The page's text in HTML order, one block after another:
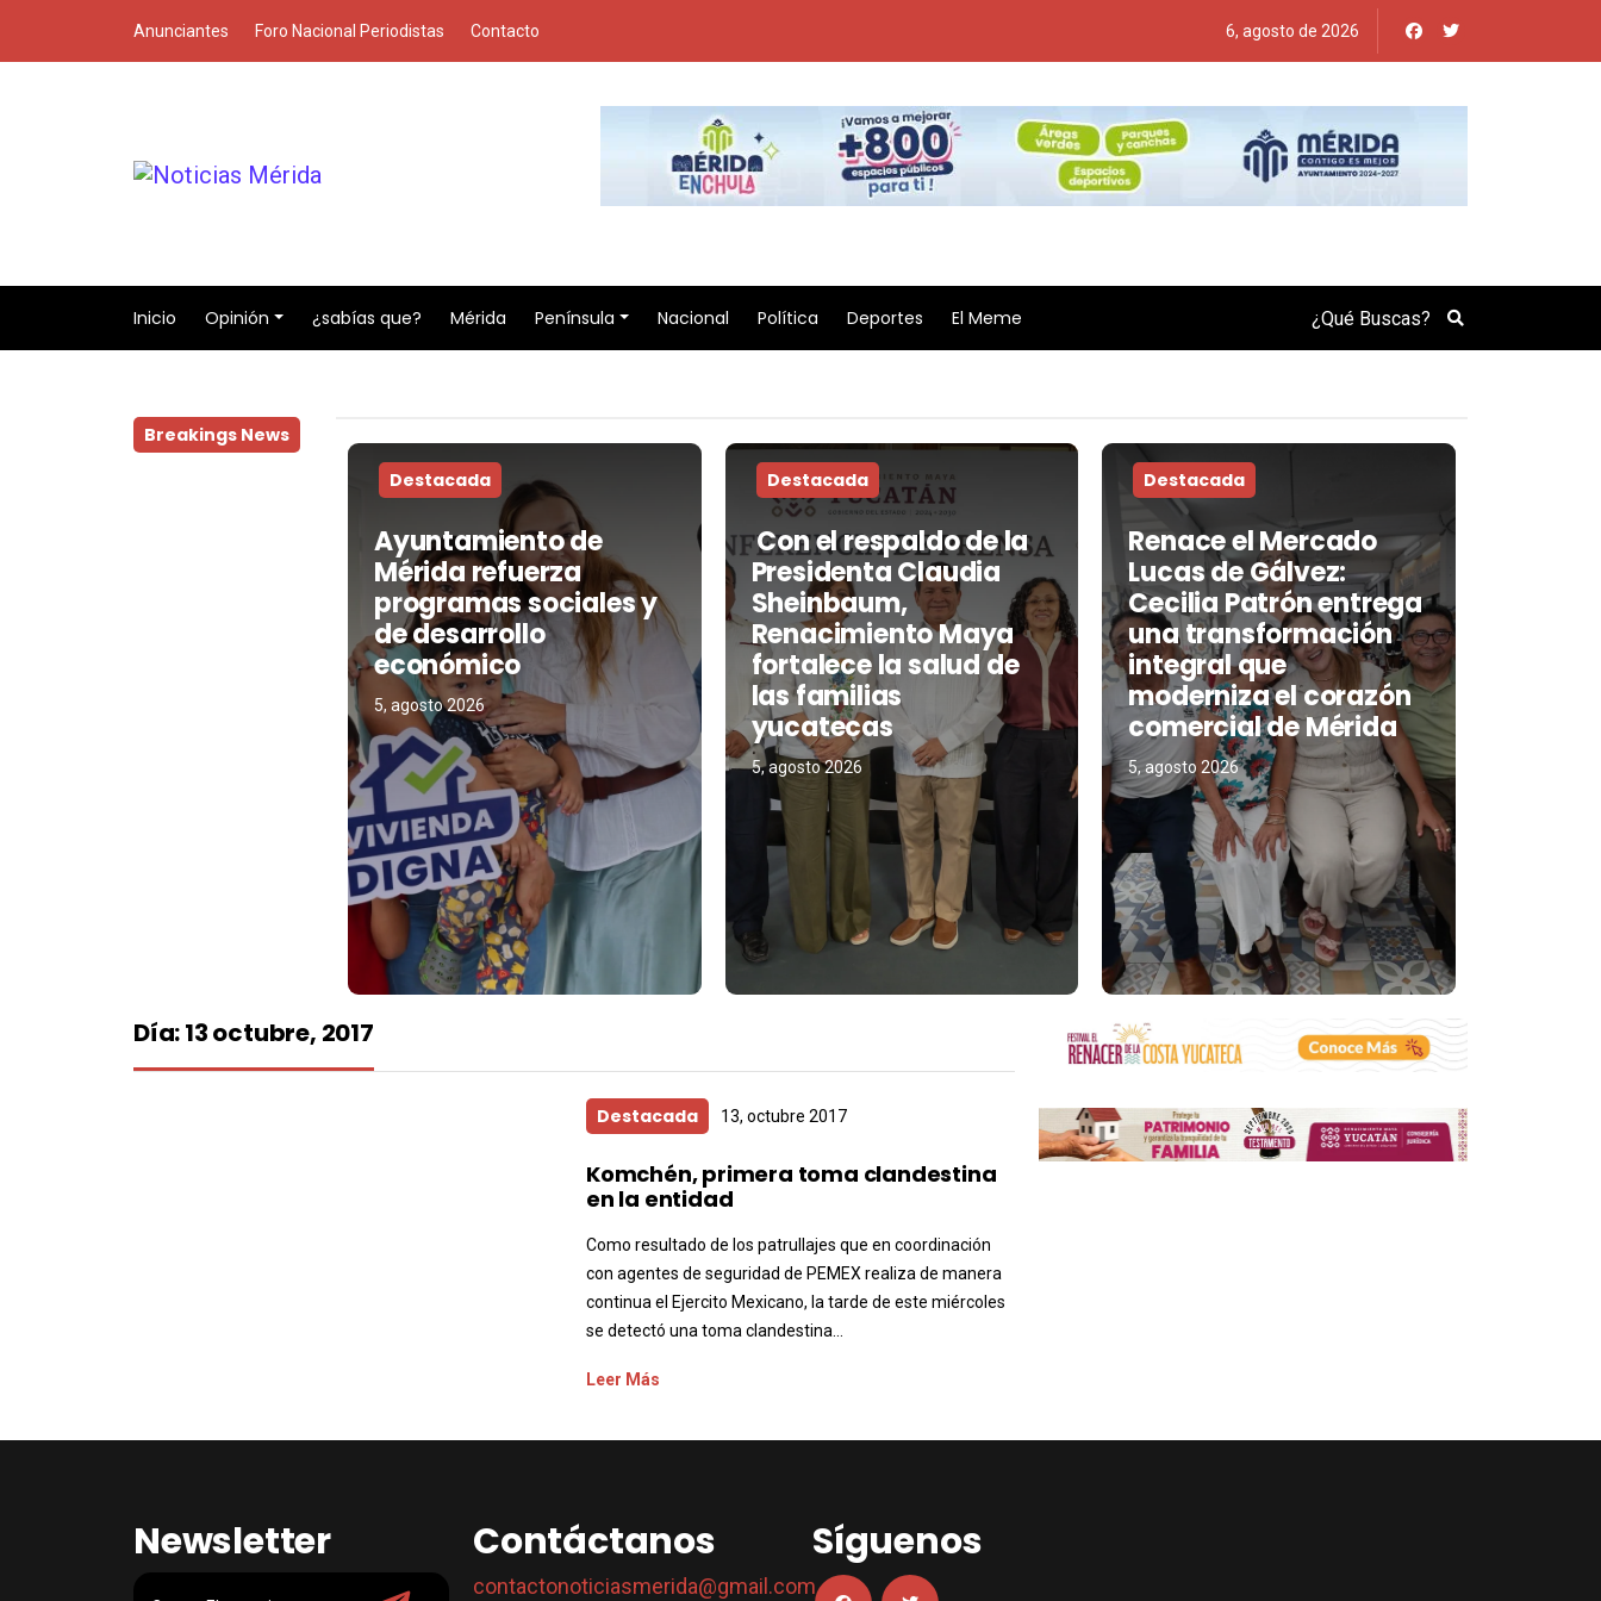
Anunciantes Foro Nacional Periodistas Contacto 6, agosto de 2026
Inicio Opinión ¿sabías que? Mérida Península Nacional Política Deportes El Meme Search
Breakings News
Destacada
Ayuntamiento de
Mérida refuerza
programas sociales y
de desarrollo
económico
5, agosto 2026
Destacada
Con el respaldo de la
Presidenta Claudia
Sheinbaum,
Renacimiento Maya
fortalece la salud de
las familias
yucatecas
5, agosto 2026
Destacada
Renace el Mercado
Lucas de Gálvez:
Cecilia Patrón entrega
una transformación
integral que
moderniza el corazón
comercial de Mérida
5, agosto 2026
Día:13 octubre, 2017
Destacada 13, octubre 2017
Komchén, primera toma clandestina
en la entidad
Como resultado de los patrullajes que en coordinación
con agentes de seguridad de PEMEX realiza de manera
continua el Ejercito Mexicano, la tarde de este miércoles
se detectó una toma clandestina...
Leer Más
Newsletter Contáctanos
contactonoticiasmerida@gmail.com
Síguenos